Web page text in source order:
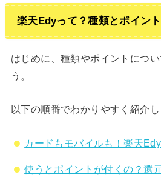
楽天Edyって？種類とポイン
はじめに、種類やポイントにつ
う。
以下の順番でわかりやすく紹介し
カードもモバイルも！楽天
使うとポイントが付くの？還